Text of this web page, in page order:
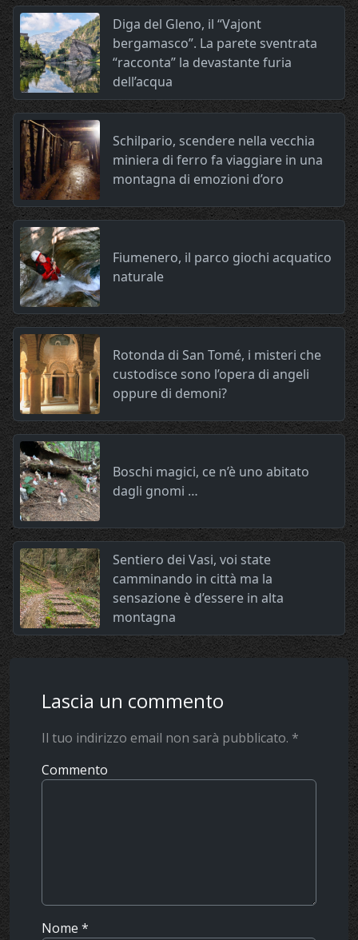
Diga del Gleno, il “Vajont
bergamasco”. La parete sventrata
“racconta” la devastante furia
dell’acqua
Schilpario, scendere nella vecchia
miniera di ferro fa viaggiare in una
montagna di emozioni d’oro
Fiumenero, il parco giochi acquatico
naturale
Rotonda di San Tomé, i misteri che
custodisce sono l’opera di angeli
oppure di demoni?
Boschi magici, ce n’è uno abitato
dagli gnomi …
Sentiero dei Vasi, voi state
camminando in città ma la
sensazione è d’essere in alta
montagna
Lascia un commento
Il tuo indirizzo email non sarà pubblicato. *
Commento
Nome *